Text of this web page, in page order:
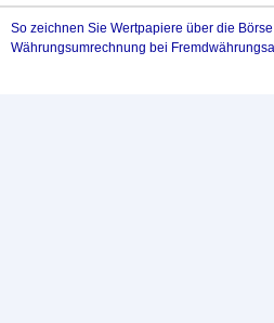
So zeichnen Sie Wertpapiere über die Börse
Währungsumrechnung bei